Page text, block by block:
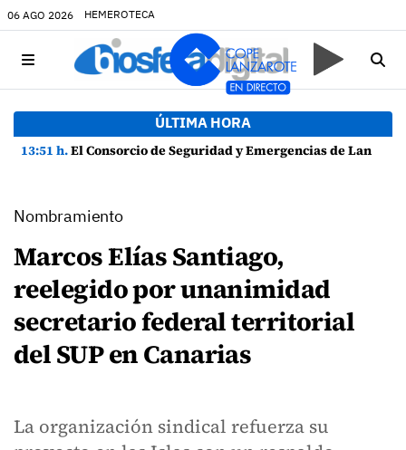
06 AGO 2026 HEMEROTECA
ÚLTIMA HORA
13:51 h.El Consorcio de Seguridad y Emergencias de Lanzarote presenta la Guía de Seguridad en Actividades Náuticas
Nombramiento
Marcos Elías Santiago,
reelegido por unanimidad
secretario federal territorial
del SUP en Canarias
La organización sindical refuerza su